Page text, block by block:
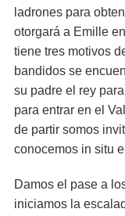
ladrones para
otorgará a Emille
tiene tres motivos
bandidos se
su padre el rey
para entrar en el
de partir somos
conocemos in situ
Damos el pase a
iniciamos la